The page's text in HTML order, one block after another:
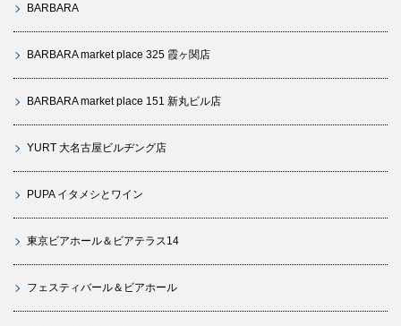
BARBARA
BARBARA market place 325 霞ヶ関店
BARBARA market place 151 新丸ビル店
YURT 大名古屋ビルヂング店
PUPA イタメシとワイン
東京ビアホール＆ビアテラス14
フェスティバール＆ビアホール